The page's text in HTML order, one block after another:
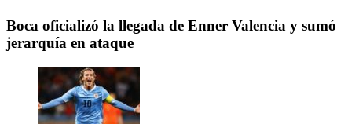
Boca oficializó la llegada de Enner Valencia y sumó
jerarquía en ataque